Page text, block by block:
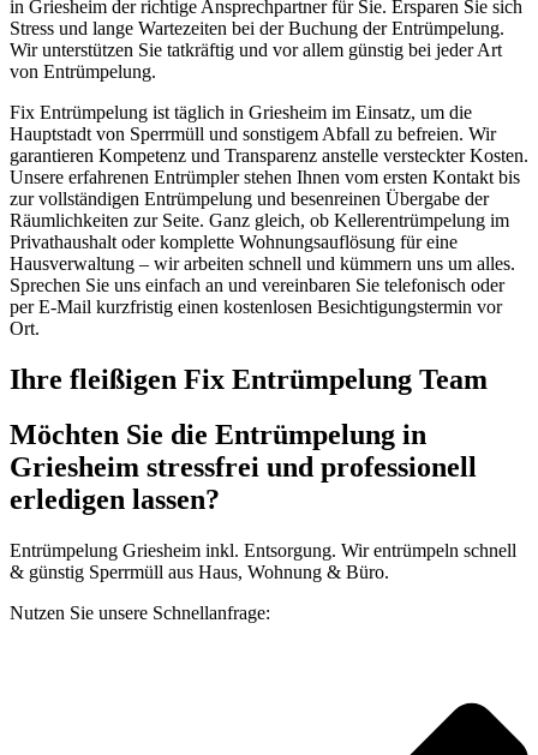
in Griesheim der richtige Ansprechpartner für Sie. Ersparen Sie sich
Stress und lange Wartezeiten bei der Buchung der Entrümpelung.
Wir unterstützen Sie tatkräftig und vor allem günstig bei jeder Art
von Entrümpelung.
Fix Entrümpelung ist täglich in Griesheim im Einsatz, um die
Hauptstadt von Sperrmüll und sonstigem Abfall zu befreien. Wir
garantieren Kompetenz und Transparenz anstelle versteckter Kosten.
Unsere erfahrenen Entrümpler stehen Ihnen vom ersten Kontakt bis
zur vollständigen Entrümpelung und besenreinen Übergabe der
Räumlichkeiten zur Seite. Ganz gleich, ob Kellerentrümpelung im
Privathaushalt oder komplette Wohnungsauflösung für eine
Hausverwaltung – wir arbeiten schnell und kümmern uns um alles.
Sprechen Sie uns einfach an und vereinbaren Sie telefonisch oder
per E-Mail kurzfristig einen kostenlosen Besichtigungstermin vor
Ort.
Ihre fleißigen Fix Entrümpelung Team
Möchten Sie die Entrümpelung in
Griesheim stressfrei und professionell
erledigen lassen?
Entrümpelung Griesheim inkl. Entsorgung. Wir entrümpeln schnell
& günstig Sperrmüll aus Haus, Wohnung & Büro.
Nutzen Sie unsere Schnellanfrage: